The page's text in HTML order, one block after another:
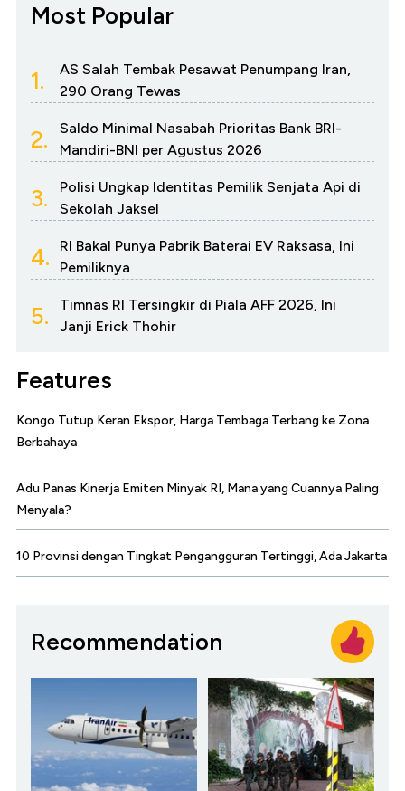
Most Popular
1.
AS Salah Tembak Pesawat Penumpang Iran,
290 Orang Tewas
2.
Saldo Minimal Nasabah Prioritas Bank BRI-
Mandiri-BNI per Agustus 2026
3.
Polisi Ungkap Identitas Pemilik Senjata Api di
Sekolah Jaksel
4.
RI Bakal Punya Pabrik Baterai EV Raksasa, Ini
Pemiliknya
5.
Timnas RI Tersingkir di Piala AFF 2026, Ini
Janji Erick Thohir
Features
Kongo Tutup Keran Ekspor, Harga Tembaga Terbang ke Zona
Berbahaya
Adu Panas Kinerja Emiten Minyak RI, Mana yang Cuannya Paling
Menyala?
10 Provinsi dengan Tingkat Pengangguran Tertinggi, Ada Jakarta
Recommendation